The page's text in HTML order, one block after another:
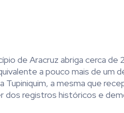
de Aracruz abriga cerca de
a pouco mais de um
a mesma que
dos registros históricos e